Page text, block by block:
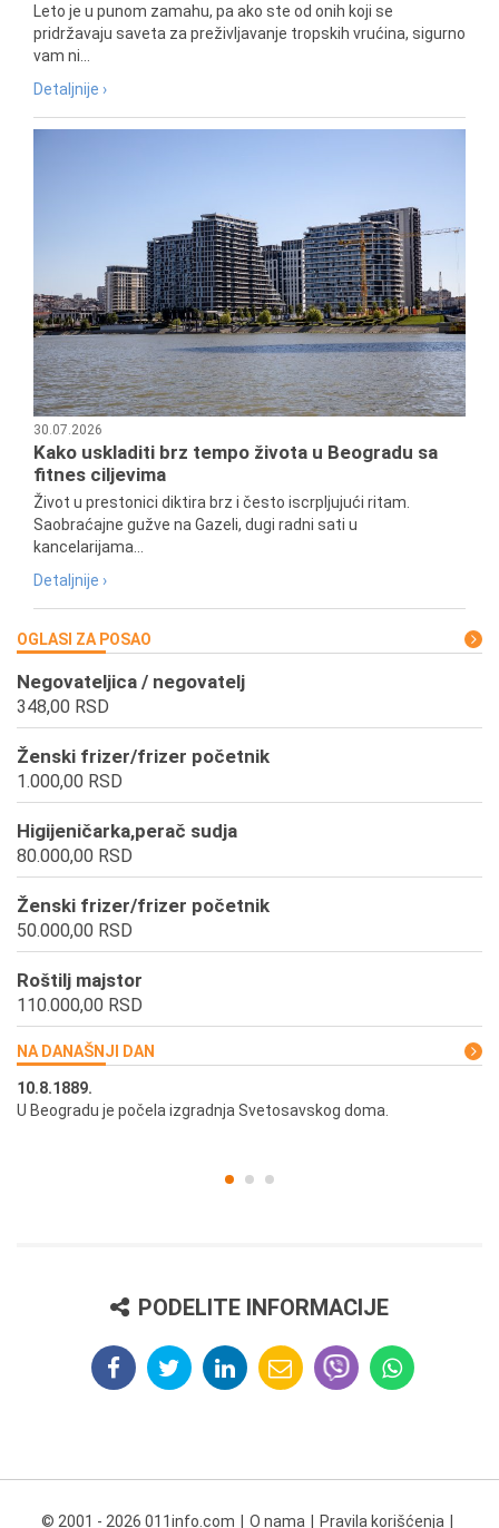
Leto je u punom zamahu, pa ako ste od onih koji se
pridržavaju saveta za preživljavanje tropskih vrućina, sigurno
vam ni...
Detaljnije ›
30.07.2026
Kako uskladiti brz tempo života u Beogradu sa
fitnes ciljevima
Život u prestonici diktira brz i često iscrpljujući ritam.
Saobraćajne gužve na Gazeli, dugi radni sati u
kancelarijama...
Detaljnije ›
OGLASI ZA POSAO
Negovateljica / negovatelj
348,00 RSD
Ženski frizer/frizer početnik
1.000,00 RSD
Higijeničarka,perač sudja
80.000,00 RSD
Ženski frizer/frizer početnik
50.000,00 RSD
Roštilj majstor
110.000,00 RSD
NA DANAŠNJI DAN
10.8.1889.
U Beogradu je počela izgradnja Svetosavskog doma.
PODELITE INFORMACIJE
© 2001 - 2026 011info.com O nama Pravila korišćenja